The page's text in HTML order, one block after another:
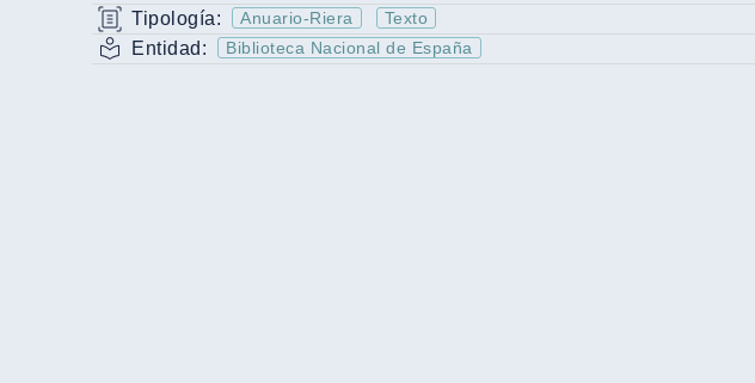
Tipología: Anuario-Riera Texto
Entidad: Biblioteca Nacional de España